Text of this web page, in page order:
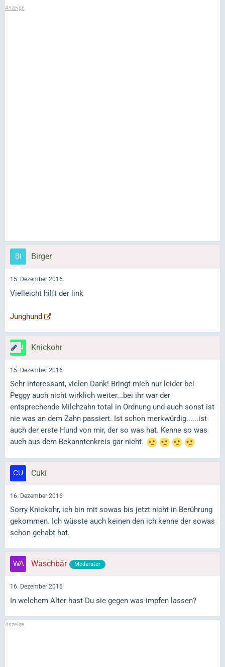
Birger
15. Dezember 2016
Vielleicht hilft der link
Junghund
Knickohr
15. Dezember 2016
Sehr interessant, vielen Dank! Bringt mich nur leider bei
Peggy auch nicht wirklich weiter...bei ihr war der
entsprechende Milchzahn total in Ordnung und auch sonst ist
nie was an dem Zahn passiert. Ist schon merkwürdig......ist
auch der erste Hund von mir, der so was hat. Kenne so was
auch aus dem Bekanntenkreis gar nicht.
Cuki
16. Dezember 2016
Sorry Knickohr, ich bin mit sowas bis jetzt nicht in Berührung
gekommen. Ich wüsste auch keinen den ich kenne der sowas
schon gehabt hat.
Waschbär Moderator
16. Dezember 2016
In welchem Alter hast Du sie gegen was impfen lassen?